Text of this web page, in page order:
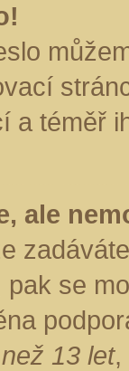
a téměř
ale
se
13 let,